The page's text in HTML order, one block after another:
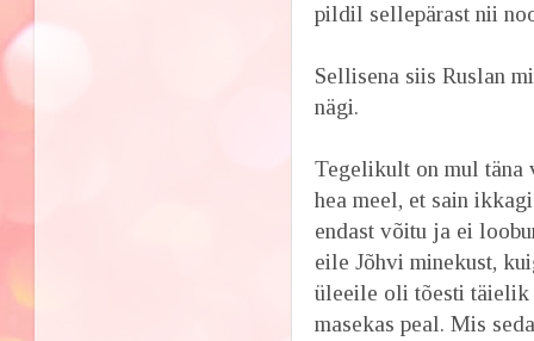
pildil sellepärast nii
Sellisena siis Ruslan
nägi.
Tegelikult on mul täna
hea meel, et sain ikkagi
endast võitu ja ei
eile Jõhvi minekust,
üleeile oli tõesti täielik
masekas peal. Mis